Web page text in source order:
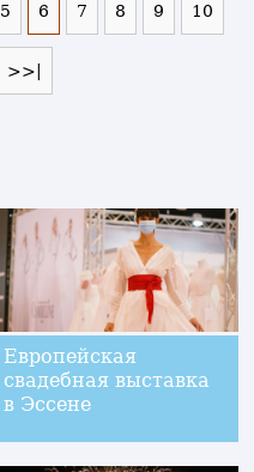
5 6 7 8 9 10
>>|
Европейская
свадебная выставка
в Эссене